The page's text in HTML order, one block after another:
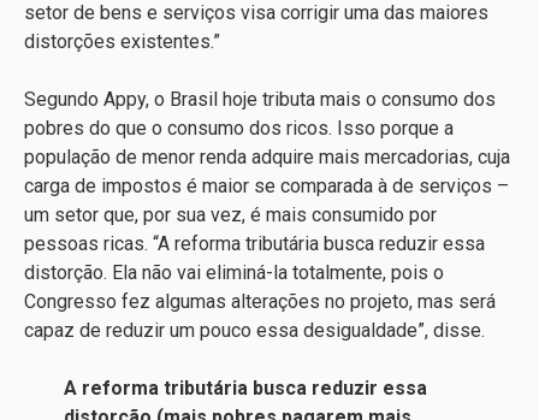
setor de bens e serviços visa corrigir uma das maiores
distorções existentes.”
Segundo Appy, o Brasil hoje tributa mais o consumo dos
pobres do que o consumo dos ricos. Isso porque a
população de menor renda adquire mais mercadorias, cuja
carga de impostos é maior se comparada à de serviços –
um setor que, por sua vez, é mais consumido por
pessoas ricas. “A reforma tributária busca reduzir essa
distorção. Ela não vai eliminá-la totalmente, pois o
Congresso fez algumas alterações no projeto, mas será
capaz de reduzir um pouco essa desigualdade”, disse.
A reforma tributária busca reduzir essa